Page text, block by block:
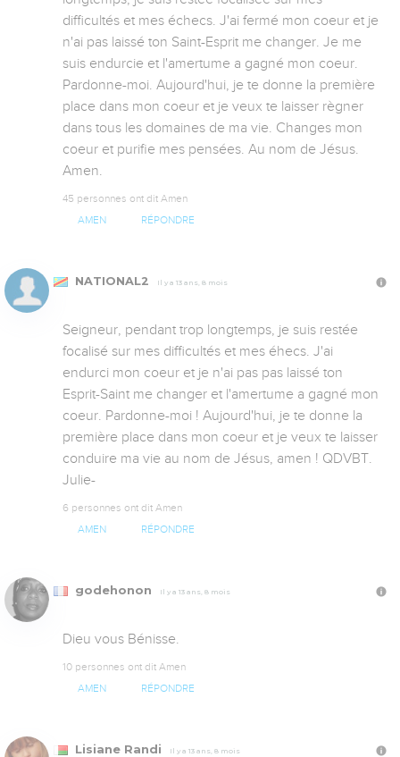
difficultés et mes échecs. J'ai fermé mon coeur et je
n'ai pas laissé ton Saint-Esprit me changer. Je me
suis endurcie et l'amertume a gagné mon coeur.
Pardonne-moi. Aujourd'hui, je te donne la première
place dans mon coeur et je veux te laisser règner
dans tous les domaines de ma vie. Changes mon
coeur et purifie mes pensées. Au nom de Jésus.
Amen.
45 personnes ont dit Amen
AMEN RÉPONDRE
NATIONAL2 Il y a 13 ans, 8 mois
Seigneur, pendant trop longtemps, je suis restée
focalisé sur mes difficultés et mes éhecs. J'ai
endurci mon coeur et je n'ai pas pas laissé ton
Esprit-Saint me changer et l'amertume a gagné mon
coeur. Pardonne-moi ! Aujourd'hui, je te donne la
première place dans mon coeur et je veux te laisser
conduire ma vie au nom de Jésus, amen ! QDVBT.
Julie-
6 personnes ont dit Amen
AMEN RÉPONDRE
godehonon Il y a 13 ans, 8 mois
Dieu vous Bénisse.
10 personnes ont dit Amen
AMEN RÉPONDRE
Lisiane Randi Il y a 13 ans, 8 mois